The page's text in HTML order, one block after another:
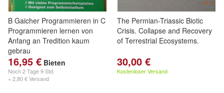
B Gaicher Programmieren in C
Programmieren lernen von
Anfang an Tredition kaum
gebrau
16,95 € Bieten
Noch2 Tage 9 Std.
+ 2,80 € Versand
The Permian-Triassic Biotic
Crisis. Collapse and Recovery
of Terrestrial Ecosystems.
30,00 €
Kostenloser Versand